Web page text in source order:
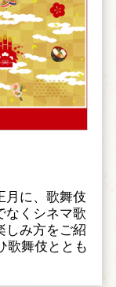
月に、歌舞伎
なくシネマ歌
しみ方をご紹
歌舞伎ととも